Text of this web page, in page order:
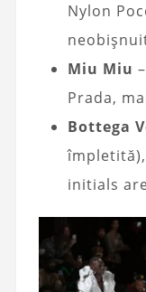
Nylon
Miu Miu
Prada,
Bottega
initials